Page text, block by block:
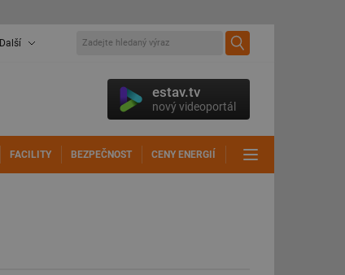
Další
estav.tv
nový videoportál
FACILITY BEZPEČNOST CENY ENERGIÍ